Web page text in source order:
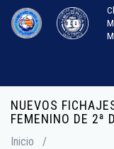
NUEVOS
FEMENINO DE 2ª
Inicio
/